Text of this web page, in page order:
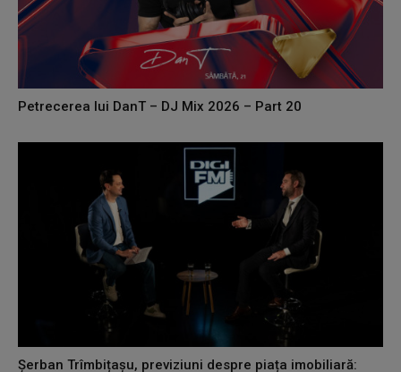
Petrecerea lui DanT – DJ Mix 2026 – Part 20
Șerban Trîmbițașu, previziuni despre piața imobiliară: